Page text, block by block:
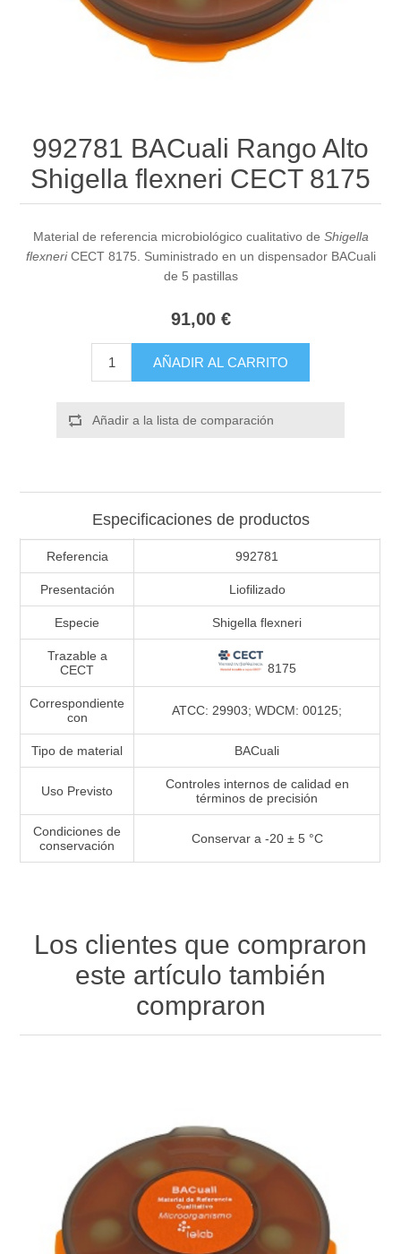
992781 BACuali Rango Alto
Shigella flexneri CECT 8175
Material de referencia microbiológico cualitativo de Shigella
flexneriCECT 8175. Suministrado en un dispensador BACuali
de 5 pastillas
91,00 €
AÑADIR AL CARRITO
Añadir a la lista de comparación
Especificaciones de productos
Referencia 992781
Presentación Liofilizado
Especie Shigella flexneri
Trazable a
CECT
8175
Correspondiente
con
ATCC: 29903; WDCM: 00125;
Tipo de material BACuali
Uso Previsto
Controles internos de calidad en
términos de precisión
Condiciones de
conservación
Conservar a -20 ± 5 °C
Los clientes que compraron
este artículo también
compraron